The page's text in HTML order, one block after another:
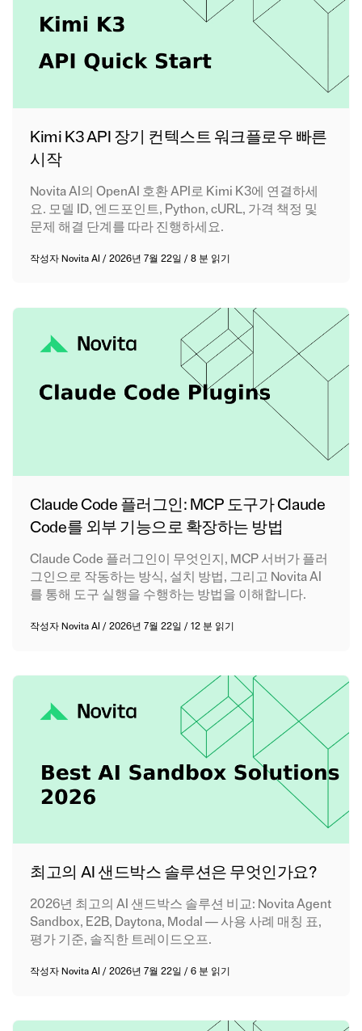
Kimi K3 API 장기 컨텍스트 워크플로우 빠른
시작
Novita AI의 OpenAI 호환 API로 Kimi K3에 연결하세
요. 모델 ID, 엔드포인트, Python, cURL, 가격 책정 및
문제 해결 단계를 따라 진행하세요.
작성자 Novita AI /2026년 7월 22일/8 분 읽기
Claude Code 플러그인: MCP 도구가 Claude
Code를 외부 기능으로 확장하는 방법
Claude Code 플러그인이 무엇인지, MCP 서버가 플러
그인으로 작동하는 방식, 설치 방법, 그리고 Novita AI
를 통해 도구 실행을 수행하는 방법을 이해합니다.
작성자 Novita AI /2026년 7월 22일/12 분 읽기
최고의 AI 샌드박스 솔루션은 무엇인가요?
2026년 최고의 AI 샌드박스 솔루션 비교: Novita Agent
Sandbox, E2B, Daytona, Modal — 사용 사례 매칭 표,
평가 기준, 솔직한 트레이드오프.
작성자 Novita AI /2026년 7월 22일/6 분 읽기